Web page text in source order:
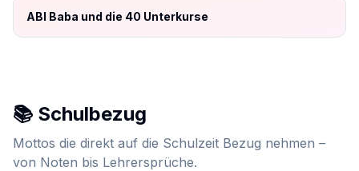
ABI Baba und die 40 Unterkurse
📚 Schulbezug
Mottos die direkt auf die Schulzeit Bezug nehmen –
von Noten bis Lehrersprüche.